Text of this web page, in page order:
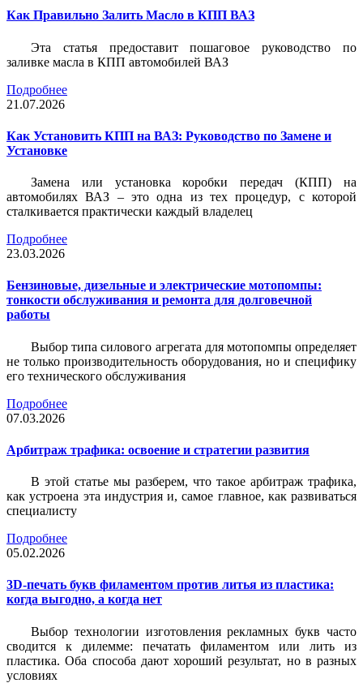
Как Правильно Залить Масло в КПП ВАЗ
Эта статья предоставит пошаговое руководство по
заливке масла в КПП автомобилей ВАЗ
Подробнее
21.07.2026
Как Установить КПП на ВАЗ: Руководство по Замене и
Установке
Замена или установка коробки передач (КПП) на
автомобилях ВАЗ – это одна из тех процедур, с которой
сталкивается практически каждый владелец
Подробнее
23.03.2026
Бензиновые, дизельные и электрические мотопомпы:
тонкости обслуживания и ремонта для долговечной
работы
Выбор типа силового агрегата для мотопомпы определяет
не только производительность оборудования, но и специфику
его технического обслуживания
Подробнее
07.03.2026
Арбитраж трафика: освоение и стратегии развития
В этой статье мы разберем, что такое арбитраж трафика,
как устроена эта индустрия и, самое главное, как развиваться
специалисту
Подробнее
05.02.2026
3D-печать букв филаментом против литья из пластика:
когда выгодно, а когда нет
Выбор технологии изготовления рекламных букв часто
сводится к дилемме: печатать филаментом или лить из
пластика. Оба способа дают хороший результат, но в разных
условиях